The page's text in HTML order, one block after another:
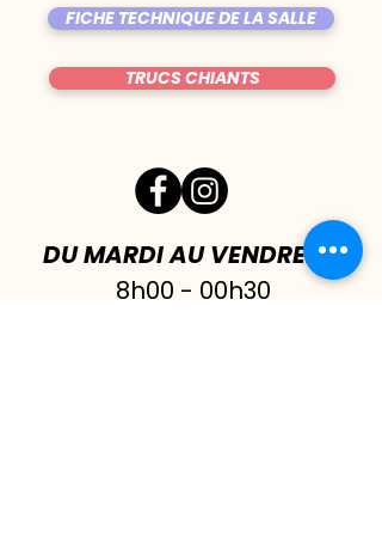
FICHE TECHNIQUE DE LA SALLE
TRUCS CHIANTS
DU MARDI AU VENDREDI|
8h00 - 00h30